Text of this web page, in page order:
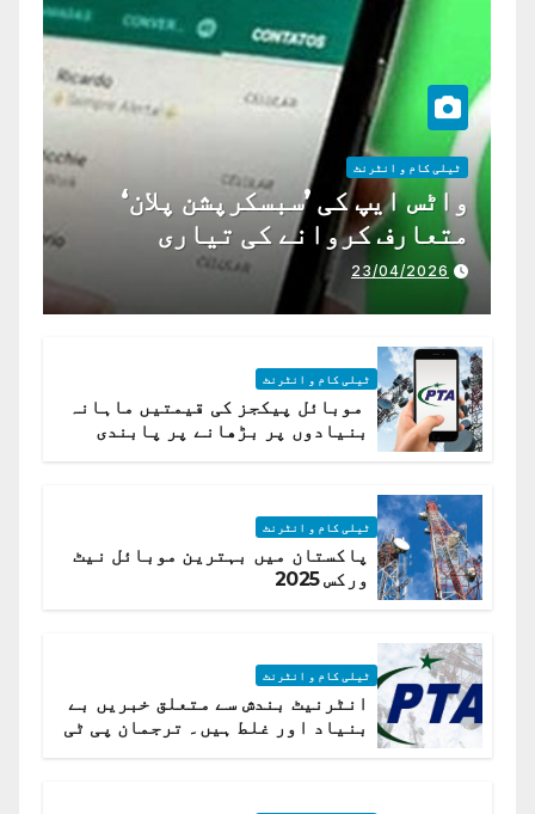
ٹیلی کام و انٹرنٹ
واٹس ایپ کی ’سبسکرپشن پلان‘
متعارف کروانے کی تیاری
23/04/2026
ٹیلی کام و انٹرنٹ
موبائل پیکجز کی قیمتیں ماہانہ
بنیادوں پر بڑھانے پر پابندی
ٹیلی کام و انٹرنٹ
پاکستان میں بہترین موبائل نیٹ
ورکس 2025
ٹیلی کام و انٹرنٹ
انٹرنیٹ بندش سے متعلق خبریں بے
بنیاد اور غلط ہیں۔ ترجمان پی ٹی